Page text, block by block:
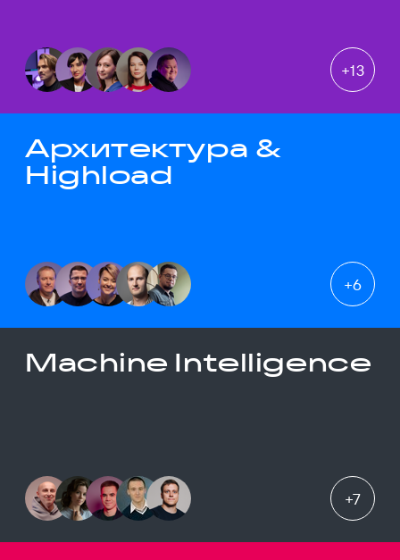
+13
Архитектура &
Highload
+6
Machine Intelligence
+7